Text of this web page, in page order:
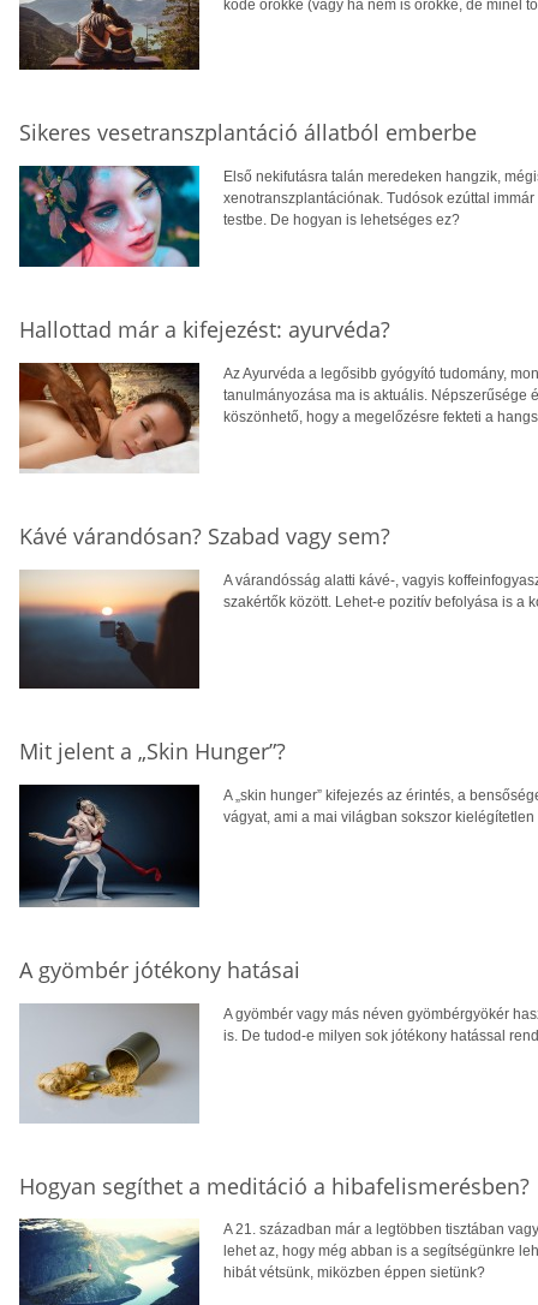
köde örökké (vagy ha nem is örökké, de minél
Sikeres vesetranszplantáció állatból emberbe
Első nekifutásra talán meredeken hangzik,
xenotranszplantációnak. Tudósok ezúttal
testbe. De hogyan is lehetséges ez?
Hallottad már a kifejezést: ayurvéda?
Az Ayurvéda a legősibb gyógyító tudomány,
tanulmányozása ma is aktuális. Népszerűsége
köszönhető, hogy a megelőzésre fekteti a
Kávé várandósan? Szabad vagy sem?
A várandósság alatti kávé-, vagyis
szakértők között. Lehet-e pozitív befolyása is a
Mit jelent a „Skin Hunger”?
A „skin hunger” kifejezés az érintés, a
vágyat, ami a mai világban sokszor
A gyömbér jótékony hatásai
A gyömbér vagy más néven gyömbérgyökér
is. De tudod-e milyen sok jótékony hatással
Hogyan segíthet a meditáció a hibafelismerésben?
A 21. században már a legtöbben tisztában
lehet az, hogy még abban is a segítségünkre
hibát vétsünk, miközben éppen sietünk?